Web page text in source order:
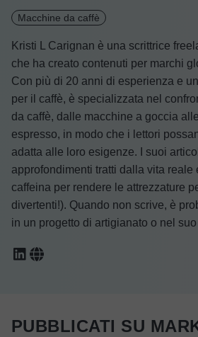
Macchine da caffè
Kristi L Carignan è una scrittrice
che ha creato contenuti per marchi
Con più di 20 anni di esperienza e
per il caffè, è specializzata nel
da caffè, dalle macchine a goccia
espresso, in modo che i lettori
adatta alle loro esigenze. I suoi
approfondimenti tratti dalla vita reale
caffeina per rendere le attrezzature
divertenti!). Quando non scrive, è
in un progetto di artigianato o nel
PUBBLICATI SU